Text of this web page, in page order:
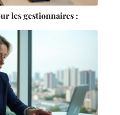
les gestionnaires :